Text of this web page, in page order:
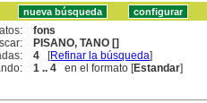
fons
PISANO, TANO []
4 [Refinar la búsqueda]
1 .. 4 en el formato [Estandar]